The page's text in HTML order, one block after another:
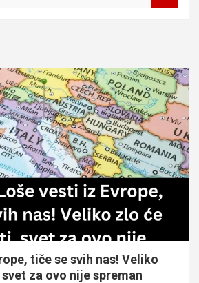
tiče se svih nas! Veliko
za ovo nije spreman